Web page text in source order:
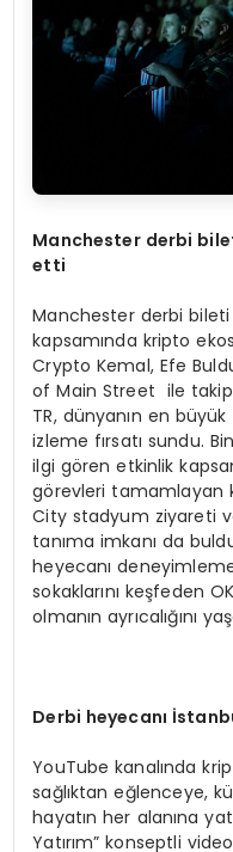
Manchester derbi
etti
Manchester derbi
kapsamında kripto
Crypto Kemal, Efe
of Main Street ile
TR, dünyanın en
izleme fırsatı sundu.
ilgi gören etkinlik
görevleri tamamlayan
City stadyum ziyareti
tanıma imkanı da
heyecanı
sokaklarını keşfeden
olmanın ayrıcalığını
Derbi heyecanı İ
YouTube kanalında
sağlıktan eğlenceye,
hayatın her alanına
Yatırım” konseptli